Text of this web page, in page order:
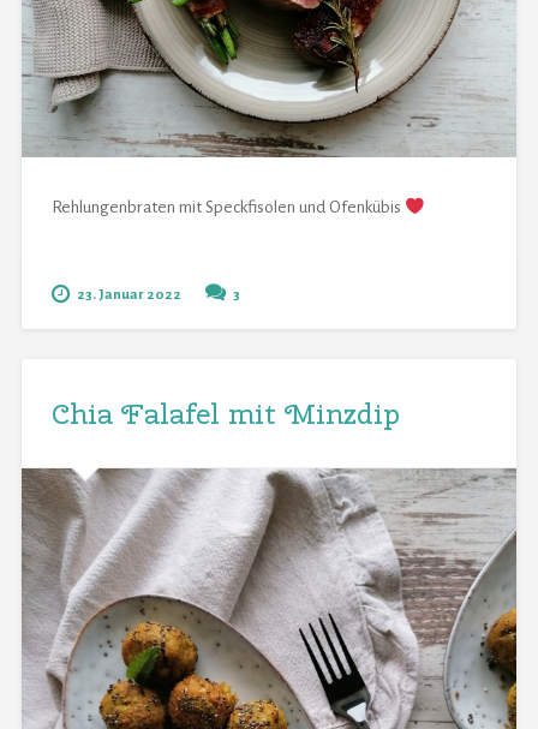
Rehlungenbraten mit Speckfisolen und Ofenkübis
23. Januar 2022 3
Chia Falafel mit Minzdip